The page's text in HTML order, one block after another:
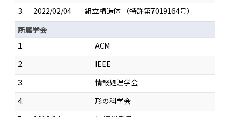
3.
2022/02/04
組立構造体 （特許第7019164号）
所属学会
1.
ACM
2.
IEEE
3.
情報処理学会
4.
形の科学会